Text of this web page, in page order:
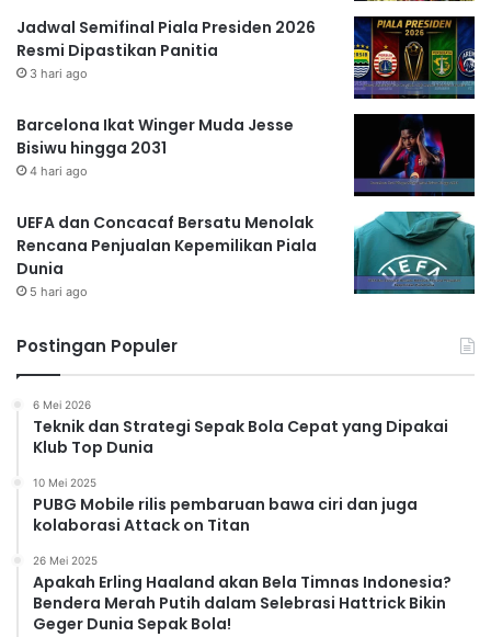
Jadwal Semifinal Piala Presiden 2026
Resmi Dipastikan Panitia
3 hari ago
Barcelona Ikat Winger Muda Jesse
Bisiwu hingga 2031
4 hari ago
UEFA dan Concacaf Bersatu Menolak
Rencana Penjualan Kepemilikan Piala
Dunia
5 hari ago
Postingan Populer
6 Mei 2026
Teknik dan Strategi Sepak Bola Cepat yang Dipakai
Klub Top Dunia
10 Mei 2025
PUBG Mobile rilis pembaruan bawa ciri dan juga
kolaborasi Attack on Titan
26 Mei 2025
Apakah Erling Haaland akan Bela Timnas Indonesia?
Bendera Merah Putih dalam Selebrasi Hattrick Bikin
Geger Dunia Sepak Bola!